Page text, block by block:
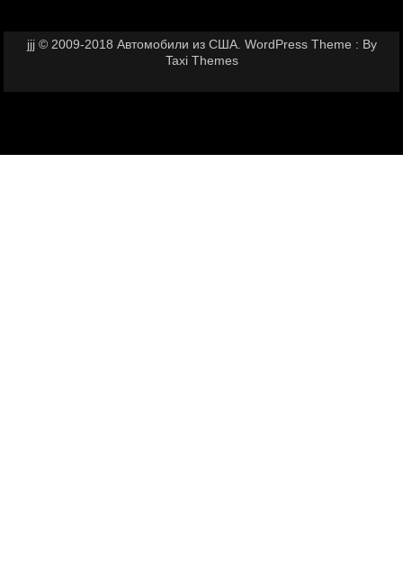
jjj © 2009-2018 Автомобили из США. WordPress Theme : By
Taxi Themes